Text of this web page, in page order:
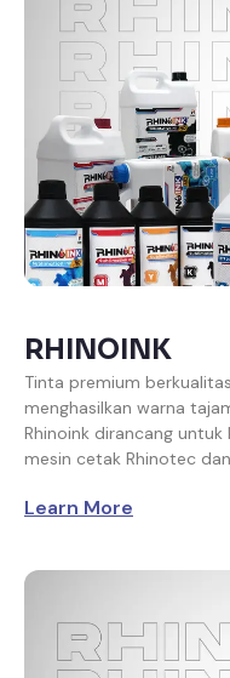
RHINOINK
Tinta premium
menghasilkan warna
Rhinoink dirancang
mesin cetak Rhinotec
Learn More